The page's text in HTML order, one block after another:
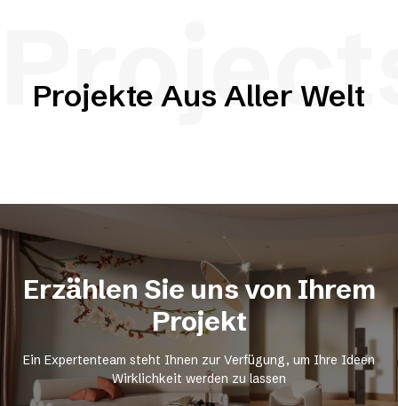
Projekte Aus Aller Welt
Erzählen Sie uns von Ihrem
Projekt
Ein Expertenteam steht Ihnen zur Verfügung, um Ihre Ideen
Wirklichkeit werden zu lassen